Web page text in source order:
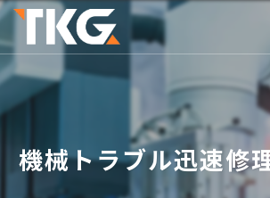
機械トラブル迅速修